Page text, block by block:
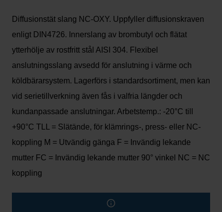
Diffusionstät slang NC-OXY. Uppfyller diffusionskraven
enligt DIN4726. Innerslang av brombutyl och flätat
ytterhölje av rostfritt stål AISI 304. Flexibel
anslutningsslang avsedd för anslutning i värme och
köldbärarsystem. Lagerförs i standardsortiment, men kan
vid serietillverkning även fås i valfria längder och
kundanpassade anslutningar. Arbetstemp.: -20°C till
+90°C TLL = Slätände, för klämrings-, press- eller NC-
koppling M = Utvändig gänga F = Invändig lekande
mutter FC = Invändig lekande mutter 90° vinkel NC = NC
koppling